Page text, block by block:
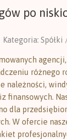
po
Kategoria:
różnego
należności,
finansowych.
dla
W ofercie